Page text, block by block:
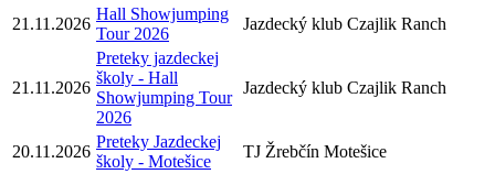
21.11.2026
Hall Showjumping
Tour 2026
Jazdecký klub Czajlik Ranch
21.11.2026
Preteky jazdeckej
školy - Hall
Showjumping Tour
2026
Jazdecký klub Czajlik Ranch
20.11.2026
Preteky Jazdeckej
školy - Motešice
TJ Žrebčín Motešice